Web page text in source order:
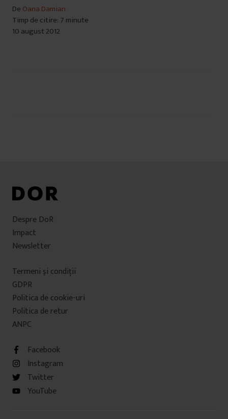
De Oana Damian
Timp de citire: 7 minute
10 august 2012
Despre DoR
Impact
Newsletter
Termeni şi condiţii
GDPR
Politica de cookie-uri
Politica de retur
ANPC
Facebook
Instagram
Twitter
YouTube